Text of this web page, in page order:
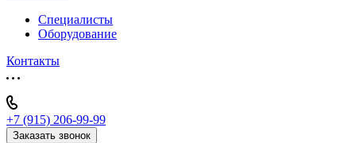
Специалисты
Оборудование
Контакты
+7 (915) 206-99-99
Заказать звонок